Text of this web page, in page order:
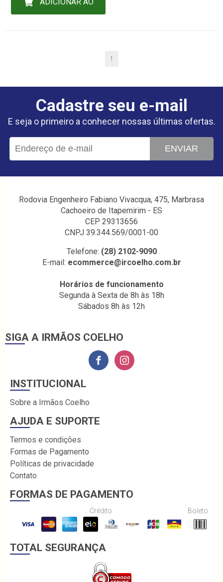
1
Cadastre seu e-mail
E seja o primeiro a conhecer nossas últimas ofertas.
ENVIAR
Rodovia Engenheiro Fabiano Vivacqua, 475, Marbrasa
Cachoeiro de Itapemirim - ES
CEP 29313656
CNPJ 39.344.569/0001-00
Telefone: (28) 2102-9090
E-mail: ecommerce@ircoelho.com.br
Horários de funcionamento
Segunda à Sexta de 8h às 18h
Sábados 8h às 12h
SIGA A IRMÃOS COELHO
INSTITUCIONAL
Sobre a Irmãos Coelho
AJUDA E SUPORTE
Termos e condições
Formas de Pagamento
Políticas de privacidade
Contato
FORMAS DE PAGAMENTO
Crédito Boleto
TOTAL SEGURANÇA